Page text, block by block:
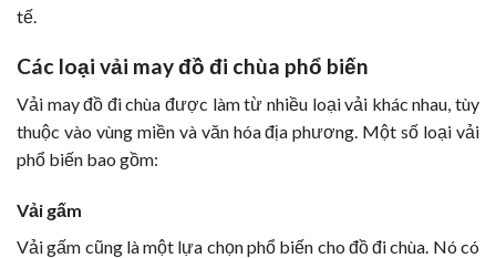
tế.
Các loại vải may đồ đi chùa phổ biến
Vải may đồ đi chùa được làm từ nhiều loại vải khác nhau, tùy
thuộc vào vùng miền và văn hóa địa phương. Một số loại vải
phổ biến bao gồm:
Vải gấm
Vải gấm cũng là một lựa chọn phổ biến cho đồ đi chùa. Nó có